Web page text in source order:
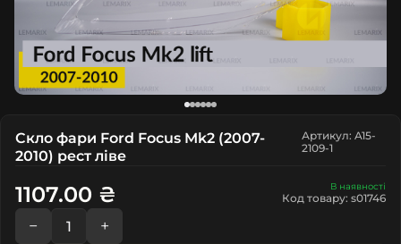
Скло фари Ford Focus Mk2 (2007-
2010) рест ліве
Артикул: A15-
2109-1
В наявності
Код товару: s01746
1107.00 ₴
− +